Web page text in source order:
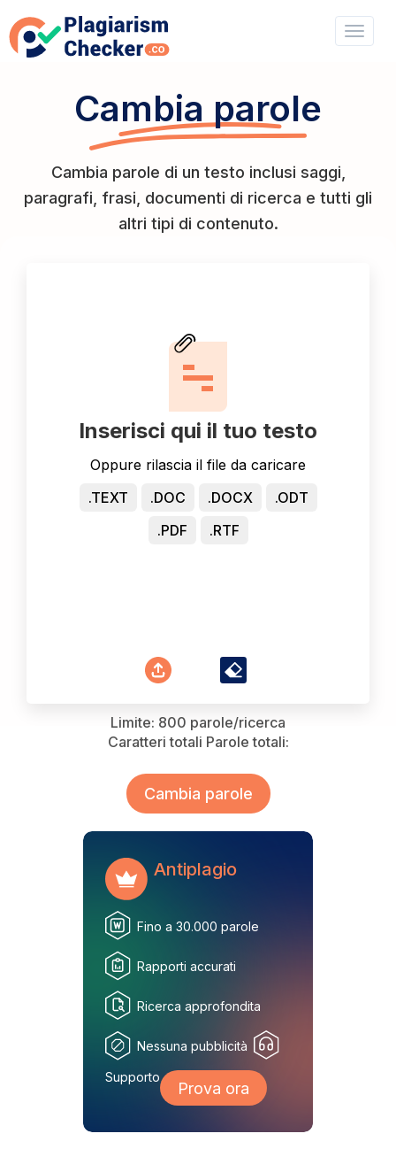
Cambia parole
Cambia parole di un testo inclusi saggi,
paragrafi, frasi, documenti di ricerca e tutti gli
altri tipi di contenuto.
Inserisci qui il tuo testo
Oppure rilascia il file da caricare
.TEXT
.DOC .DOCX
.ODT
.PDF
.RTF
Limite: 800 parole/ricerca
Caratteri totali Parole totali:
Cambia parole
Antiplagio
Fino a 30.000 parole
Rapporti accurati
Ricerca approfondita
Nessuna pubblicità
Supporto
Prova ora